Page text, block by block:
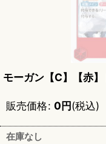
モーガン【C】【赤】
販売価格: 0円(税込)
在庫なし